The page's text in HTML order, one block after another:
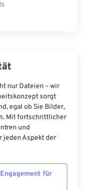
nur Dateien – wir
sorgt
egal ob Sie Bilder,
Mit fortschrittlicher
und
jeden Aspekt der
für